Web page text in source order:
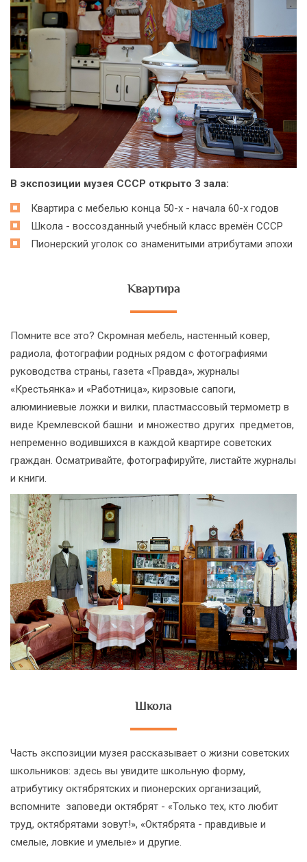
В экспозиции музея СССР открыто 3 зала:
Квартира с мебелью конца 50-х - начала 60-х годов
Школа - воссозданный учебный класс времён СССР
Пионерский уголок со знаменитыми атрибутами эпохи
Квартира
Помните все это? Скромная мебель, настенный ковер,
радиола, фотографии родных рядом с фотографиями
руководства страны, газета «Правда», журналы
«Крестьянка» и «Работница», кирзовые сапоги,
алюминиевые ложки и вилки, пластмассовый термометр в
виде Кремлевской башни и множество других предметов,
непременно водившихся в каждой квартире советских
граждан. Осматривайте, фотографируйте, листайте журналы
и книги.
Школа
Часть экспозиции музея рассказывает о жизни советских
школьников: здесь вы увидите школьную форму,
атрибутику октябрятских и пионерских организаций,
вспомните заповеди октябрят - «Только тех, кто любит
труд, октябрятами зовут!», «Октябрята - правдивые и
смелые, ловкие и умелые» и другие.